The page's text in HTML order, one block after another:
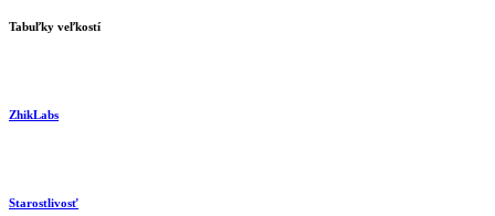
Tabuľky veľkostí
ZhikLabs
Starostlivosť